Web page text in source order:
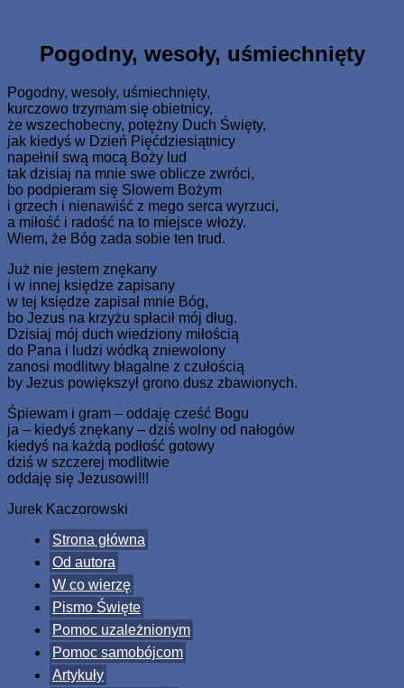
content
swego Jednorodzonego dał, aby każdy, kto weń wierzy, nie
zginął, ale miał żywot wieczny.
Pogodny, wesoły, uśmiechnięty
Pogodny, wesoły, uśmiechnięty,
kurczowo trzymam się obietnicy,
że wszechobecny, potężny Duch Święty,
jak kiedyś w Dzień Pięćdziesiątnicy
napełnił swą mocą Boży lud
tak dzisiaj na mnie swe oblicze zwróci,
bo podpieram się Słowem Bożym
i grzech i nienawiść z mego serca wyrzuci,
a miłość i radość na to miejsce włoży.
Wiem, że Bóg zada sobie ten trud.
Już nie jestem znękany
i w innej księdze zapisany
w tej księdze zapisał mnie Bóg,
bo Jezus na krzyżu spłacił mój dług.
Dzisiaj mój duch wiedziony miłością
do Pana i ludzi wódką zniewolony
zanosi modlitwy błagalne z czułością
by Jezus powiększył grono dusz zbawionych.
Śpiewam i gram – oddaję cześć Bogu
ja – kiedyś znękany – dziś wolny od nałogów
kiedyś na każdą podłość gotowy
dziś w szczerej modlitwie
oddaję się Jezusowi!!!
Jurek Kaczorowski
Strona główna
Od autora
W co wierzę
Pismo Święte
Pomoc uzależnionym
Pomoc samobójcom
Artykuły